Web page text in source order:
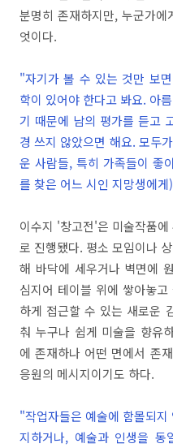
분명히 존재하지만, 누군가
엇이다.
"자기가 볼 수 있는 것만 보
학이 있어야 한다고 봐요. 아
기 때문에 남의 평가를 듣고
경 쓰지 않았으면 해요. 모두
운 사람들, 특히 가족들이 좋
를 찾은 어느 시인 지망생에게)
이수지 '창고전'은 미술작품
로 진행됐다. 평소 모임이나
해 바닥에 세우거나 벽면에
심지어 테이블 위에 쌓아놓
하게 접근할 수 있는 새로운
춰 누구나 쉽게 미술을 향유
에 존재하나 어떤 면에서 존
응원의 메시지이기도 하다.
"작업자들은 예술에 함몰되
지하거나, 예술과 인생을